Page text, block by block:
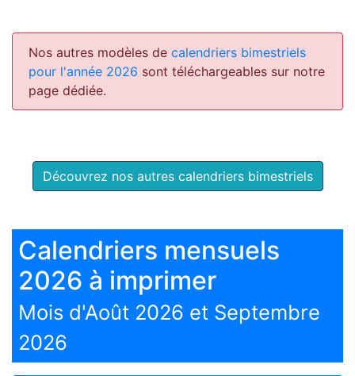
Nos autres modèles de calendriers bimestriels
pour l'année 2026 sont téléchargeables sur notre
page dédiée.
Découvrez nos autres calendriers bimestriels
Calendriers mensuels
2026 à imprimer
Mois d'Août 2026 et Septembre
2026